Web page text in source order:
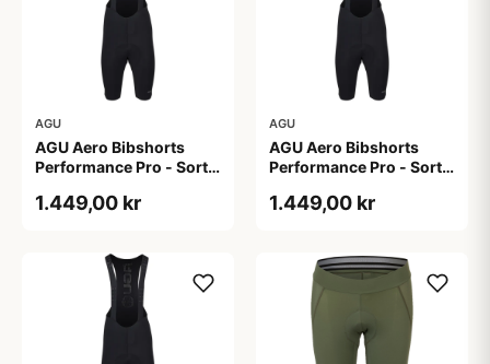
AGU
AGU Aero Bibshorts
Performance Pro - Sort -
1.449,00 kr
AGU
AGU Aero Bibshorts
Performance Pro - Sort -
1.449,00 kr